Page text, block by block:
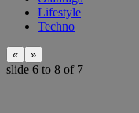
Lifestyle
Techno
« »
slide 7 to 9 of 7